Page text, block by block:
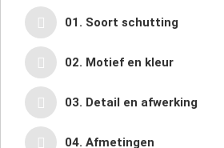
01. Soort schutting
02. Motief en kleur
03. Detail en afwerking
04. Afmetingen